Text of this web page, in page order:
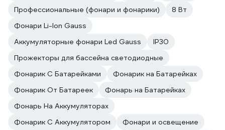
Профессиональные (фонари и фонарики)
8 Вт
Фонари Li-Ion Gauss
Аккумуляторные фонари Led Gauss
IP30
Прожекторы для бассейна светодиодные
Фонарик С Батарейками
Фонарик на Батарейках
Фонарик От Батареек
Фонарь на Батарейках
Фонарь На Аккумуляторах
Фонарик С Аккумулятором
Фонари и освещение